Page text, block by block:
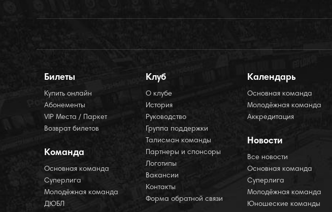
Билеты
Купить онлайн
Абонементы
VIP Места / Паркет
Возврат билетов
Команда
Основная команда
Суперлига
Молодёжная команда
ДЮБЛ
Клуб
О клубе
История
Руководство
Группа поддержки
Талисман команды
Партнеры и спонсоры
Логотипы
Вакансии
Контакты
Форма обратной связи
Календарь
Основная команда
Молодёжная команда
Аккредитация
Новости
Все новости
Основная команда
Суперлига
Молодёжная команда
Юношеские команды